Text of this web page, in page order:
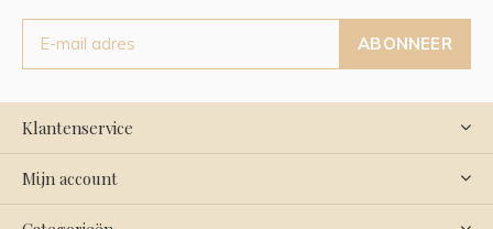
ABONNEER
Klantenservice
Mijn account